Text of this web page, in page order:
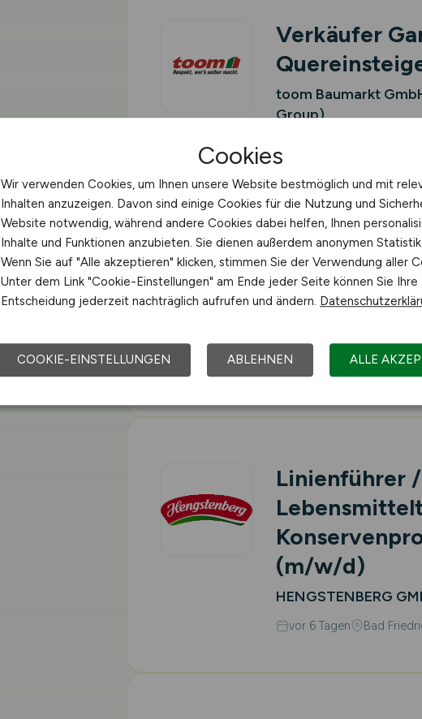
Verkäufer
toom Baumarkt
Group)
Accounting
Digitalisierung
Schwarz Corporate
Linienführer
(m/w/d)
HENGSTENBERG
vor 6 Tagen Bad
Cookies
Wir verwenden Cookies, um Ihnen unsere Website bestmöglich und mit
Inhalten anzuzeigen. Davon sind einige Cookies für die Nutzung und
Website notwendig, während andere Cookies dabei helfen, Ihnen
Inhalte und Funktionen anzubieten. Sie dienen außerdem anonymen
Wenn Sie auf "Alle akzeptieren" klicken, stimmen Sie der Verwendung aller
Unter dem Link "Cookie-Einstellungen" am Ende jeder Seite können Sie Ihre
Entscheidung jederzeit nachträglich aufrufen und ändern.
COOKIE-EINSTELLUNGEN ABLEHNEN ALLE